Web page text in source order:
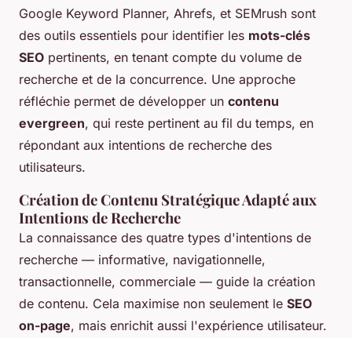
Google Keyword Planner, Ahrefs, et SEMrush sont
des outils essentiels pour identifier les mots-clés
SEO pertinents, en tenant compte du volume de
recherche et de la concurrence. Une approche
réfléchie permet de développer un contenu
evergreen, qui reste pertinent au fil du temps, en
répondant aux intentions de recherche des
utilisateurs.
Création de Contenu Stratégique Adapté aux
Intentions de Recherche
La connaissance des quatre types d'intentions de
recherche — informative, navigationnelle,
transactionnelle, commerciale — guide la création
de contenu. Cela maximise non seulement le SEO
on-page, mais enrichit aussi l'expérience utilisateur.